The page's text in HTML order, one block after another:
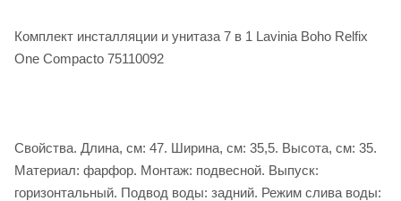
Комплект инсталляции и унитаза 7 в 1 Lavinia Boho Relfix
One Compacto 75110092
Свойства. Длина, см: 47. Ширина, см: 35,5. Высота, см: 35.
Материал: фарфор. Монтаж: подвесной. Выпуск:
горизонтальный. Подвод воды: задний. Режим слива воды: